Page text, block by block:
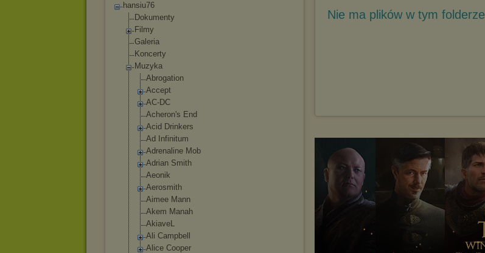
hansiu76
Dokumenty
Filmy
Galeria
Koncerty
Muzyka
Abrogation
Accept
AC-DC
Acheron's End
Acid Drinkers
Ad Infinitum
Adrenaline Mob
Adrian Smith
Aeonik
Aerosmith
Aimee Mann
Akem Manah
AkiaveL
Ali Campbell
Alice Cooper
Nie ma plików w tym folderze